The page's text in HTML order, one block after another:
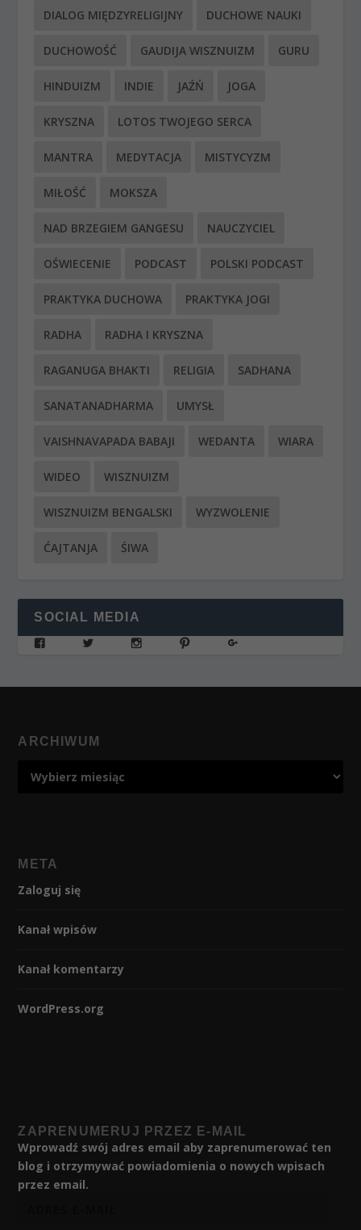
DIALOG MIĘDZYRELIGIJNY DUCHOWE NAUKI
DUCHOWOŚĆ GAUDIJA WISZNUIZM GURU
HINDUIZM INDIE JAŹŃ JOGA
KRYSZNA LOTOS TWOJEGO SERCA
MANTRA MEDYTACJA MISTYCYZM
MIŁOŚĆ MOKSZA
NAD BRZEGIEM GANGESU NAUCZYCIEL
OŚWIECENIE PODCAST POLSKI PODCAST
PRAKTYKA DUCHOWA PRAKTYKA JOGI
RADHA RADHA I KRYSZNA
RAGANUGA BHAKTI RELIGIA SADHANA
SANATANADHARMA UMYSŁ
VAISHNAVAPADA BABAJI WEDANTA WIARA
WIDEO WISZNUIZM
WISZNUIZM BENGALSKI WYZWOLENIE
ĆAJTANJA ŚIWA
SOCIAL MEDIA
ARCHIWUM
META
Zaloguj się
Kanał wpisów
Kanał komentarzy
WordPress.org
ZAPRENUMERUJ PRZEZ E-MAIL
Wprowadź swój adres email aby zaprenumerować ten
blog i otrzymywać powiadomienia o nowych wpisach
przez email.